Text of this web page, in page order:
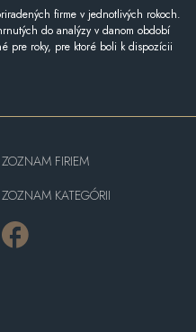
firme v jednotlivých rokoch.
do analýzy v danom období
pre roky, pre ktoré boli k dispozícii
ZOZNAM FIRIEM
ZOZNAM KATEGÓRII